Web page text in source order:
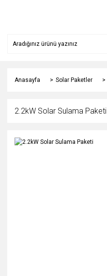
Anasayfa Solar Paketler
2.2kW Solar Sulama Paketi